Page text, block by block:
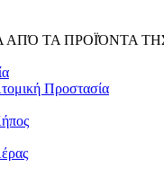
ΑΠΌ ΤΑ ΠΡΟΪΌΝΤΑ
Προστασία